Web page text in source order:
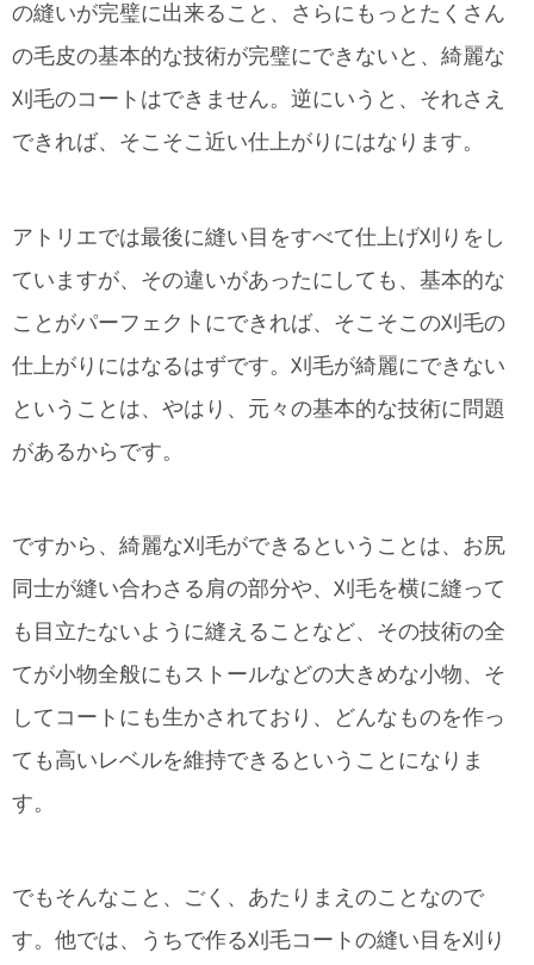
の縫いが完璧に出来ること、さらにもっとたくさん
の毛皮の基本的な技術が完璧にできないと、綺麗な
刈毛のコートはできません。逆にいうと、それさえ
できれば、そこそこ近い仕上がりにはなります。
アトリエでは最後に縫い目をすべて仕上げ刈りをし
ていますが、その違いがあったにしても、基本的な
ことがパーフェクトにできれば、そこそこの刈毛の
仕上がりにはなるはずです。刈毛が綺麗にできない
ということは、やはり、元々の基本的な技術に問題
があるからです。
ですから、綺麗な刈毛ができるということは、お尻
同士が縫い合わさる肩の部分や、刈毛を横に縫って
も目立たないように縫えることなど、その技術の全
てが小物全般にもストールなどの大きめな小物、そ
してコートにも生かされており、どんなものを作っ
ても高いレベルを維持できるということになりま
す。
でもそんなこと、ごく、あたりまえのことなので
す。他では、うちで作る刈毛コートの縫い目を刈り